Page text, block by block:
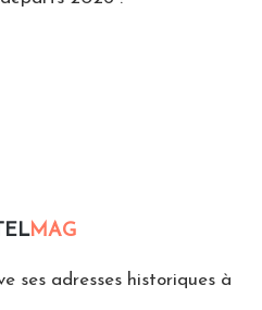
MAG
ses adresses historiques à